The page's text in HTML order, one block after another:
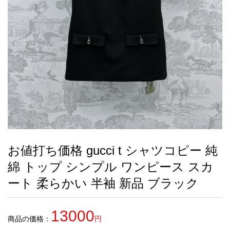
管
理
せ
2026人気特集
バッグ
財布
時計
服
ズボン
衣装セット
靴
住まい用品
アクセサリー
ベルト
スカーフ
アイフォーンケ
ース
小物
最
新
製
品
お
す
商
お値打ち価格 gucci t シャツコピー 純
綿 トップ シンプル ワンピース スカ
ート 柔らかい 半袖 新品 ブラック
商品の価格： 13000円